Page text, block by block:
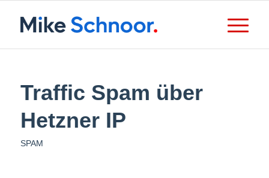
Traffic Spam über
Hetzner IP
SPAM